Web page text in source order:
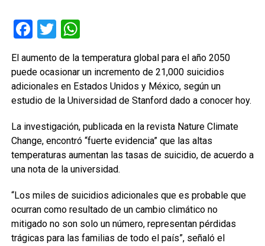
Facebook
TwitterWhatsApp
El aumento de la temperatura global para el año 2050
puede ocasionar un incremento de 21,000 suicidios
adicionales en Estados Unidos y México, según un
estudio de la Universidad de Stanford dado a conocer hoy.
La investigación, publicada en la revista Nature Climate
Change, encontró “fuerte evidencia” que las altas
temperaturas aumentan las tasas de suicidio, de acuerdo a
una nota de la universidad.
“Los miles de suicidios adicionales que es probable que
ocurran como resultado de un cambio climático no
mitigado no son solo un número, representan pérdidas
trágicas para las familias de todo el país”, señaló el